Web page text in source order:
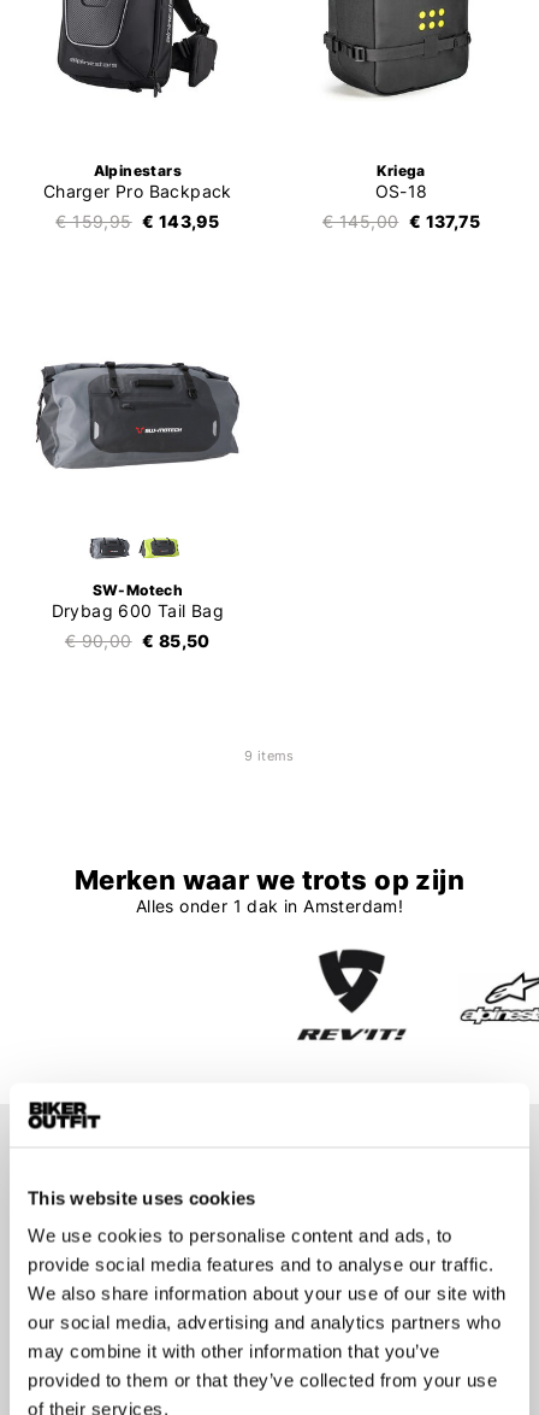
This website uses cookies
We use cookies to personalise content and ads, to
provide social media features and to analyse our traffic.
We also share information about your use of our site with
our social media, advertising and analytics partners who
may combine it with other information that you’ve
provided to them or that they’ve collected from your use
of their services.
Alpinestars
Charger Pro Backpack
€ 159,95 € 143,95
Kriega
OS-18
€ 145,00 € 137,75
SW-Motech
Drybag 600 Tail Bag
€ 90,00 € 85,50
9 items
Merken waar we trots op zijn
Alles onder 1 dak in Amsterdam!
Geen zorgen, wij zullen je niet spammen
Aanmelden